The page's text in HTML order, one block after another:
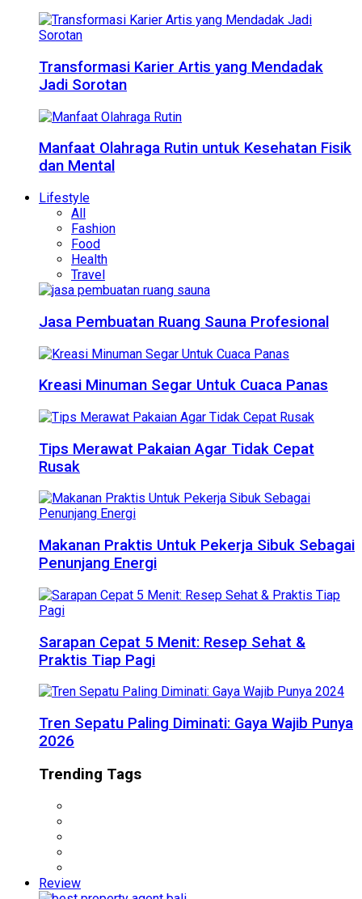
Transformasi Karier Artis yang Mendadak
Jadi Sorotan
Manfaat Olahraga Rutin untuk Kesehatan Fisik
dan Mental
Lifestyle
All
Fashion
Food
Health
Travel
Jasa Pembuatan Ruang Sauna Profesional
Kreasi Minuman Segar Untuk Cuaca Panas
Tips Merawat Pakaian Agar Tidak Cepat
Rusak
Makanan Praktis Untuk Pekerja Sibuk Sebagai
Penunjang Energi
Sarapan Cepat 5 Menit: Resep Sehat &
Praktis Tiap Pagi
Tren Sepatu Paling Diminati: Gaya Wajib Punya
2026
Trending Tags
Review